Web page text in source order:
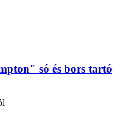
só és bors tartó